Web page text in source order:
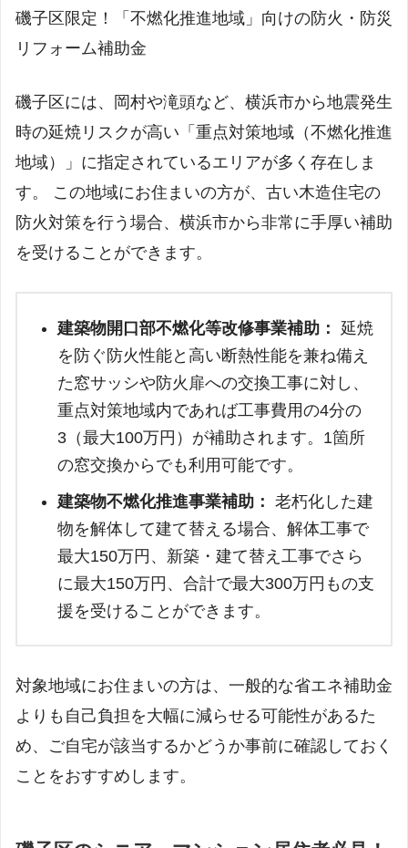
磯子区限定！「不燃化推進地域」向けの防火・防災
リフォーム補助金
磯子区には、岡村や滝頭など、横浜市から地震発生
時の延焼リスクが高い「重点対策地域（不燃化推進
地域）」に指定されているエリアが多く存在しま
す。 この地域にお住まいの方が、古い木造住宅の
防火対策を行う場合、横浜市から非常に手厚い補助
を受けることができます。
建築物開口部不燃化等改修事業補助： 延焼
を防ぐ防火性能と高い断熱性能を兼ね備え
た窓サッシや防火扉への交換工事に対し、
重点対策地域内であれば工事費用の4分の
3（最大100万円）が補助されます。1箇所
の窓交換からでも利用可能です。
建築物不燃化推進事業補助： 老朽化した建
物を解体して建て替える場合、解体工事で
最大150万円、新築・建て替え工事でさら
に最大150万円、合計で最大300万円もの支
援を受けることができます。
対象地域にお住まいの方は、一般的な省エネ補助金
よりも自己負担を大幅に減らせる可能性があるた
め、ご自宅が該当するかどうか事前に確認しておく
ことをおすすめします。